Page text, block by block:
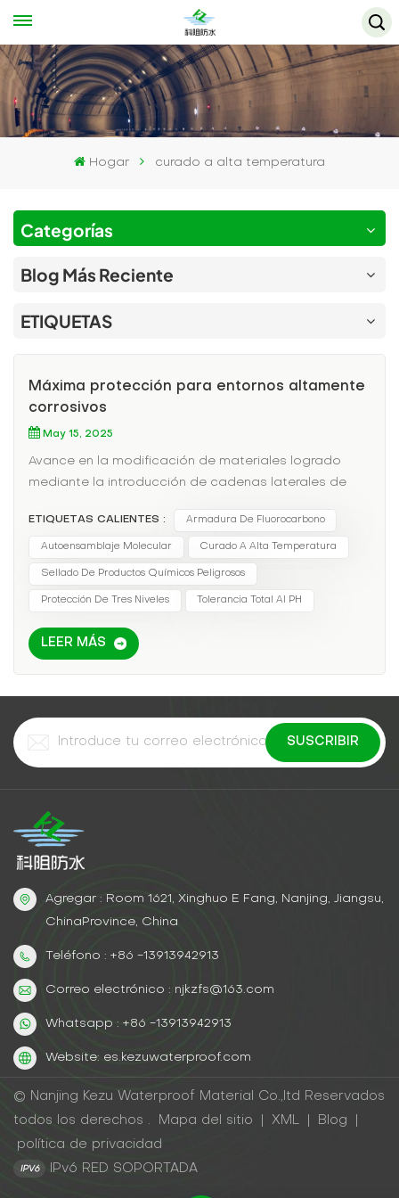
Hogar curado a alta temperatura
Categorías
Blog Más Reciente
ETIQUETAS
Máxima protección para entornos altamente
corrosivos
May 15, 2025
Avance en la modificación de materiales logrado
mediante la introducción de cadenas laterales de
concentrado al 98% durante 30 días, tasa de
cambio de masa
ETIQUETAS CALIENTES : Armadura De Fluorocarbono
Autoensamblaje Molecular Curado A Alta Temperatura
Sellado De Productos Químicos Peligrosos
Protección De Tres Niveles Tolerancia Total Al PH
LEER MÁS
Agregar : Room 1621, Xinghuo E Fang, Nanjing, Jiangsu,
ChinaProvince, China
Teléfono : +86 -13913942913
Correo electrónico : njkzfs@163.com
Whatsapp : +86 -13913942913
Website: es.kezuwaterproof.com
© Nanjing Kezu Waterproof Material Co.,ltd Reservados
todos los derechos .
Mapa del sitio XML Blog
política de privacidad
IPv6 RED SOPORTADA